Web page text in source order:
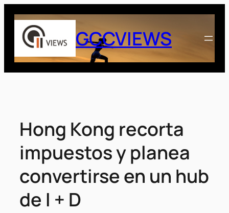
Saltar
contenido
GCCVIEWS
Hong Kong recorta
impuestos y planea
convertirse en un hub
de I + D